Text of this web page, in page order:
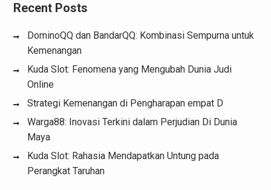
Recent Posts
DominoQQ dan BandarQQ: Kombinasi Sempurna untuk
Kemenangan
Kuda Slot: Fenomena yang Mengubah Dunia Judi
Online
Strategi Kemenangan di Pengharapan empat D
Warga88: Inovasi Terkini dalam Perjudian Di Dunia
Maya
Kuda Slot: Rahasia Mendapatkan Untung pada
Perangkat Taruhan